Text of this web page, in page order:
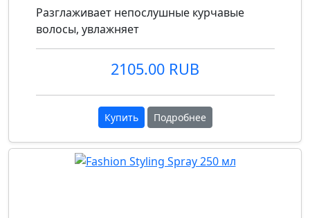
Разглаживает непослушные курчавые
волосы, увлажняет
2105.00 RUB
Купить Подробнее